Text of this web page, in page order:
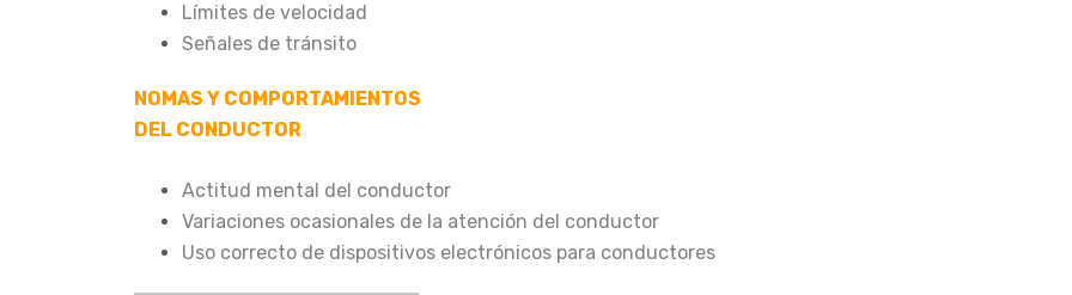
Límites de velocidad
Señales de tránsito
NOMAS Y COMPORTAMIENTOS
DEL CONDUCTOR
Actitud mental del conductor
Variaciones ocasionales de la atención del conductor
Uso correcto de dispositivos electrónicos para conductores